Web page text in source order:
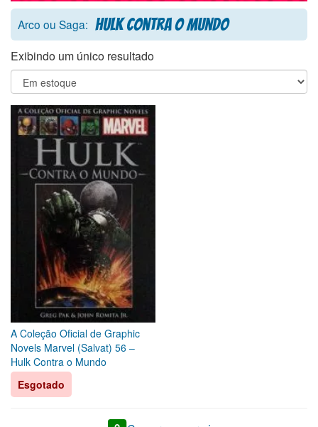
Arco ou Saga: Hulk Contra o Mundo
Exibindo um único resultado
A Coleção Oficial de Graphic
Novels Marvel (Salvat) 56 –
Hulk Contra o Mundo
Esgotado